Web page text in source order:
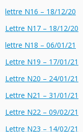
lettre N16 – 18/12/20
Lettre N17 – 18/12/20
lettre N18 – 06/01/21
Lettre N19 – 17/01/21
Lettre N20 – 24/01/21
Lettre N21 – 31/01/21
Lettre N22 – 09/02/21
Lettre N23 – 14/02/21